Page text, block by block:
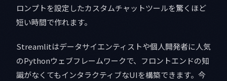
ロンプトを設定したカスタムチャットツールを驚くほど
短い時間で作れます。
Streamlitはデータサイエンティストや個人開発者に人気
のPythonウェブフレームワークで、フロントエンドの知
識がなくてもインタラクティブなUIを構築できます。今